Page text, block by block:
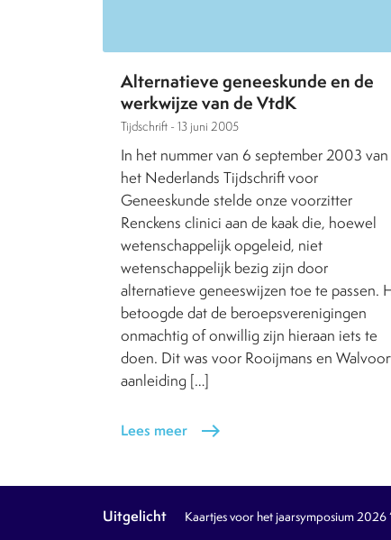
Alternatieve geneeskunde en de
werkwijze van de VtdK
Tijdschrift - 13 juni 2005
In het nummer van 6 september 2003 van
het Nederlands Tijdschrift voor
Geneeskunde stelde onze voorzitter
Renckens clinici aan de kaak die, hoewel
wetenschappelijk opgeleid, niet
wetenschappelijk bezig zijn door
alternatieve geneeswijzen toe te passen.
betoogde dat de beroepsverenigingen
onmachtig of onwillig zijn hieraan iets te
doen. Dit was voor Rooijmans en
aanleiding […]
Lees meer east
Uitgelicht Kaartjes voor het jaarsymposium 2026